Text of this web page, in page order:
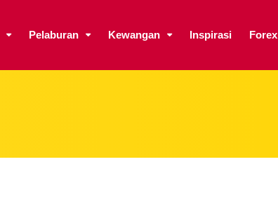
Pelaburan Kewangan Inspirasi Forex